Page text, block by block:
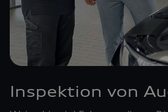
Inspektion von